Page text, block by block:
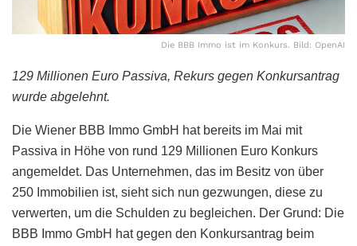
Die BBB Immo ist im Konkurs. Bild: OpenAI
129 Millionen Euro Passiva, Rekurs gegen Konkursantrag
wurde abgelehnt.
Die Wiener BBB Immo GmbH hat bereits im Mai mit
Passiva in Höhe von rund 129 Millionen Euro Konkurs
angemeldet. Das Unternehmen, das im Besitz von über
250 Immobilien ist, sieht sich nun gezwungen, diese zu
verwerten, um die Schulden zu begleichen. Der Grund: Die
BBB Immo GmbH hat gegen den Konkursantrag beim